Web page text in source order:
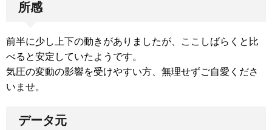
所感
前半に少し上下の動きがありましたが、ここしばらくと比
べると安定していたようです。
気圧の変動の影響を受けやすい方、無理せずご自愛くださ
いませ。
データ元